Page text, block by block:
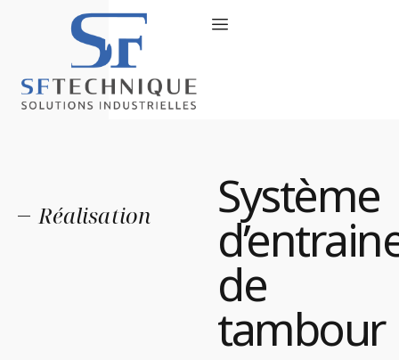
X
Réalisation Système
de
tambour